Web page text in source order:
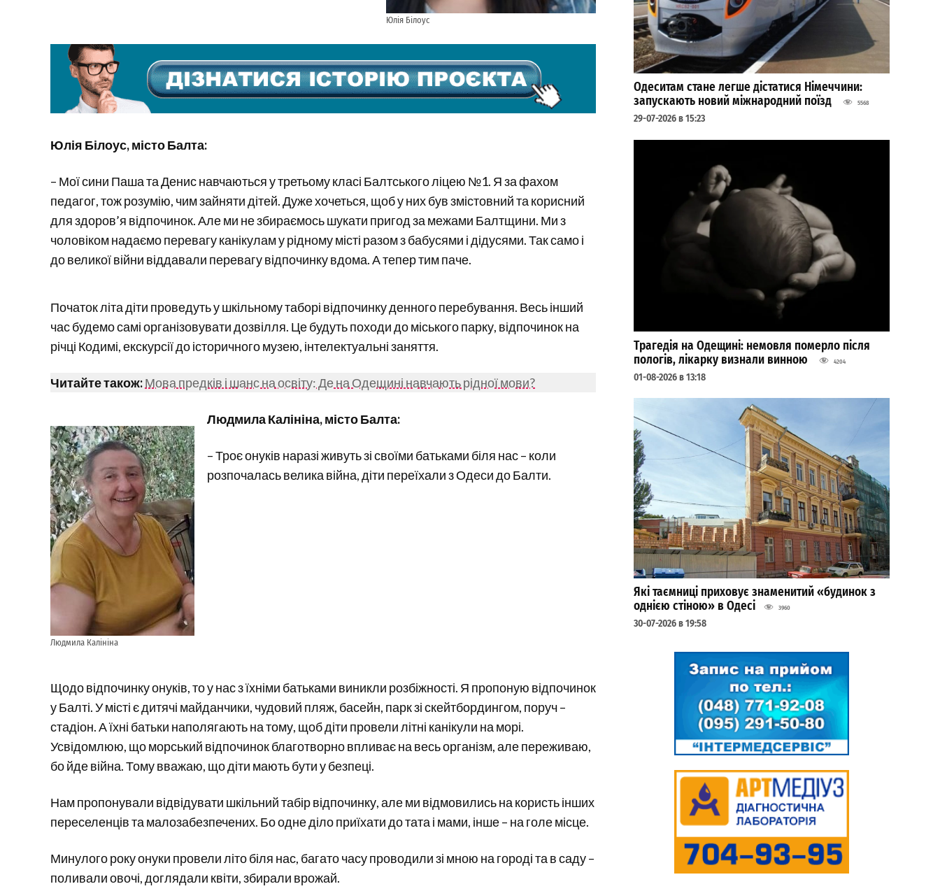
Юлія Білоус
Юлія Білоус, місто Балта:
– Мої сини Паша та Денис навчаються у третьому класі Балтського ліцею №1. Я за фахом
педагог, тож розумію, чим зайняти дітей. Дуже хочеться, щоб у них був змістовний та корисний
для здоров’я відпочинок. Але ми не збираємось шукати пригод за межами Балтщини. Ми з
чоловіком надаємо перевагу канікулам у рідному місті разом з бабусями і дідусями. Так само і
до великої війни віддавали перевагу відпочинку вдома. А тепер тим паче.
Початок літа діти проведуть у шкільному таборі відпочинку денного перебування. Весь інший
час будемо самі організовувати дозвілля. Це будуть походи до міського парку, відпочинок на
річці Кодимі, екскурсії до історичного музею, інтелектуальні заняття.
Читайте також:Мова предків і шанс на освіту: Де на Одещині навчають рідної мови?
Людмила Калініна
Людмила Калініна, місто Балта:
– Троє онуків наразі живуть зі своїми батьками біля нас – коли
розпочалась велика війна, діти переїхали з Одеси до Балти.
Щодо відпочинку онуків, то у нас з їхніми батьками виникли розбіжності. Я пропоную відпочинок
у Балті. У місті є дитячі майданчики, чудовий пляж, басейн, парк зі скейтбордингом, поруч –
стадіон. А їхні батьки наполягають на тому, щоб діти провели літні канікули на морі.
Усвідомлюю, що морський відпочинок благотворно впливає на весь організм, але переживаю,
бо йде війна. Тому вважаю, що діти мають бути у безпеці.
Нам пропонували відвідувати шкільний табір відпочинку, але ми відмовились на користь інших
переселенців та малозабезпечених. Бо одне діло приїхати до тата і мами, інше – на голе місце.
Минулого року онуки провели літо біля нас, багато часу проводили зі мною на городі та в саду –
поливали овочі, доглядали квіти, збирали врожай.
Одеситам стане легше дістатися Німеччини:
запускають новий міжнародний поїзд
5568
29-07-2026 в 15:23
Трагедія на Одещині: немовля померло після
пологів, лікарку визнали винною
4204
01-08-2026 в 13:18
Які таємниці приховує знаменитий «будинок з
однією стіною» в Одесі
3960
30-07-2026 в 19:58